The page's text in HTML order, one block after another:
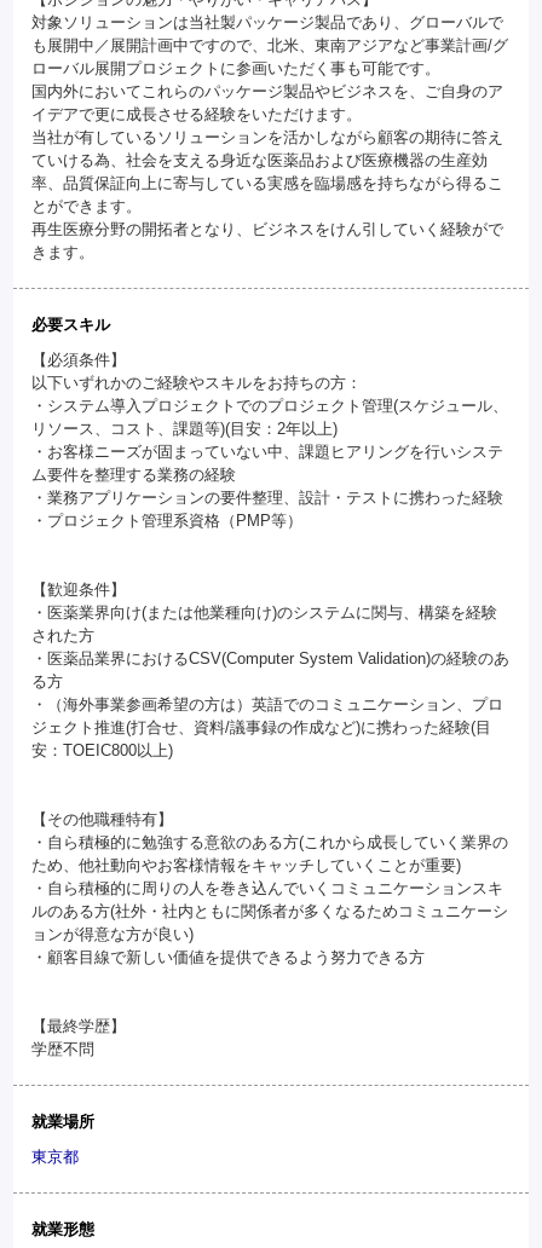
対象ソリューションは当社製パッケージ製品であり、グローバルで
も展開中／展開計画中ですので、北米、東南アジアなど事業計画/グ
ローバル展開プロジェクトに参画いただく事も可能です。
国内外においてこれらのパッケージ製品やビジネスを、ご自身のア
イデアで更に成長させる経験をいただけます。
当社が有しているソリューションを活かしながら顧客の期待に答え
ていける為、社会を支える身近な医薬品および医療機器の生産効
率、品質保証向上に寄与している実感を臨場感を持ちながら得るこ
とができます。
再生医療分野の開拓者となり、ビジネスをけん引していく経験がで
きます。
必要スキル
【必須条件】
以下いずれかのご経験やスキルをお持ちの方：
・システム導入プロジェクトでのプロジェクト管理(スケジュール、
リソース、コスト、課題等)(目安：2年以上)
・お客様ニーズが固まっていない中、課題ヒアリングを行いシステ
ム要件を整理する業務の経験
・業務アプリケーションの要件整理、設計・テストに携わった経験
・プロジェクト管理系資格（PMP等）
【歓迎条件】
・医薬業界向け(または他業種向け)のシステムに関与、構築を経験
された方
・医薬品業界におけるCSV(Computer System Validation)の経験のあ
る方
・（海外事業参画希望の方は）英語でのコミュニケーション、プロ
ジェクト推進(打合せ、資料/議事録の作成など)に携わった経験(目
安：TOEIC800以上)
【その他職種特有】
・自ら積極的に勉強する意欲のある方(これから成長していく業界の
ため、他社動向やお客様情報をキャッチしていくことが重要)
・自ら積極的に周りの人を巻き込んでいくコミュニケーションスキ
ルのある方(社外・社内ともに関係者が多くなるためコミュニケーシ
ョンが得意な方が良い)
・顧客目線で新しい価値を提供できるよう努力できる方
【最終学歴】
学歴不問
就業場所
東京都
就業形態